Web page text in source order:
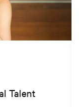
Talent